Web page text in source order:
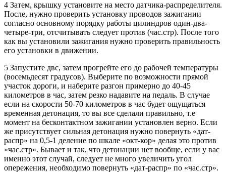
4 Затем, крышку установите на место датчика-распределителя.
После, нужно проверить установку проводов зажигании
согласно основному порядку работы цилиндров один-два-
четыре-три, отсчитывать следует против (час.стр). После того
как вы установили зажигания нужно проверить правильность
его установки в движении.
5 Запустите двс, затем прогрейте его до рабочей температуры
(восемьдесят градусов). Выберите по возможности прямой
участок дороги, и наберите разгон примерно до 40-45
километров в час, затем резко надавите на педаль. В случае
если на скорости 50-70 километров в час будет ощущаться
временная детонация, то вы все сделали правильно, т.е
момент на бесконтактном зажигании установлен верно. Если
же присутствует сильная детонация нужно повернуть «дат-
распр» на 0,5-1 деление по шкале «окт-кор» делая это против
«час.стр». Бывает и так, что детонации нет вообще, если у вас
именно этот случай, следует не много увеличить угол
опережения, необходимо повернуть «дат-распр» по «час.стр».